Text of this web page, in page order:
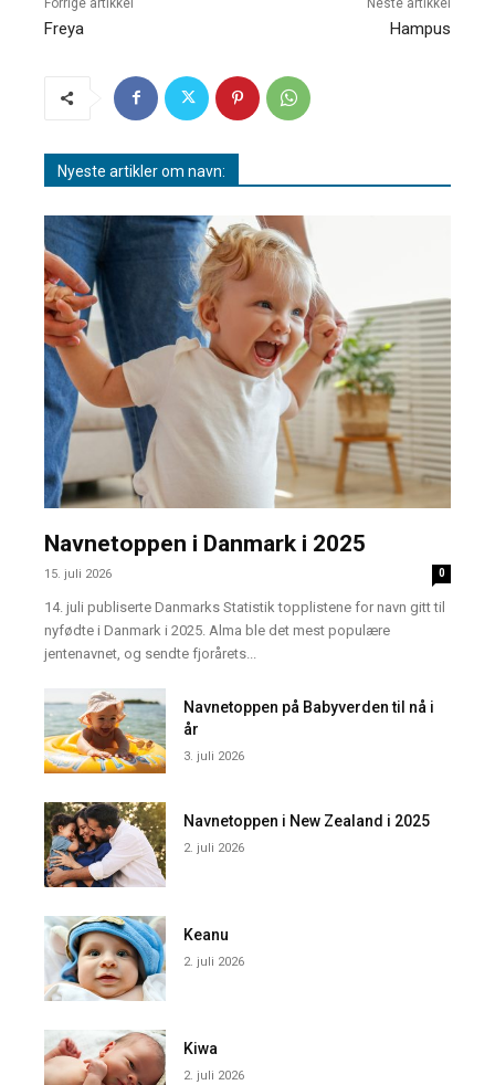
Freya Hampus
Nyeste artikler om navn:
Navnetoppen i Danmark i 2025
15. juli 2026 0
14. juli publiserte Danmarks Statistik topplistene for navn gitt til
nyfødte i Danmark i 2025. Alma ble det mest populære
jentenavnet, og sendte fjorårets...
Navnetoppen på Babyverden til nå i
år
3. juli 2026
Navnetoppen i New Zealand i 2025
2. juli 2026
Keanu
2. juli 2026
Kiwa
2. juli 2026